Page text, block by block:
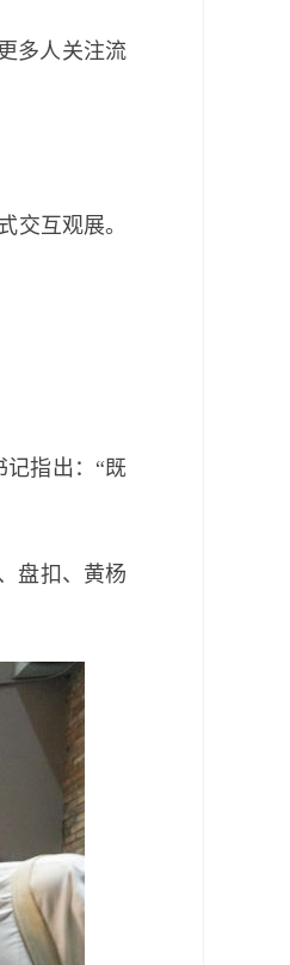
多人关注流
互观展。
指出：“既
盘扣、黄杨